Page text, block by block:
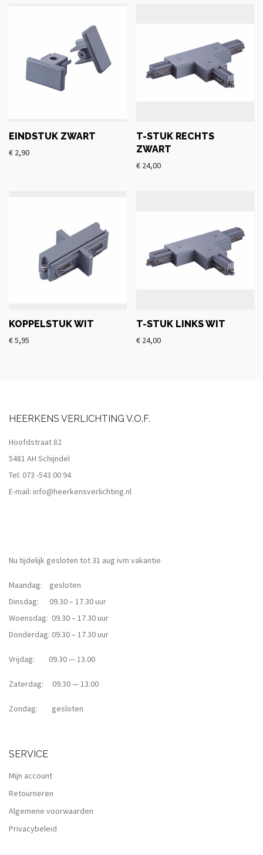
EINDSTUK ZWART
€ 2,90
T-STUK RECHTS
ZWART
€ 24,00
KOPPELSTUK WIT
€5,95
T-STUK LINKS WIT
€ 24,00
HEERKENS VERLICHTING V.O.F.
Hoofdstraat 82
5481 AH Schijndel
Tel: 073 -543 00 94
E-mail: info@heerkensverlichting.nl
Nu tijdelijk gesloten tot 31 aug ivm vakantie
Maandag: gesloten
Dinsdag: 09.30 – 17.30 uur
Woensdag: 09.30 – 17.30 uur
Donderdag: 09.30 – 17.30 uur
Vrijdag: 09.30 — 13.00
Zaterdag: 09.30 — 13.00
Zondag: gesloten
SERVICE
Mijn account
Retourneren
Algemene voorwaarden
Privacybeleid